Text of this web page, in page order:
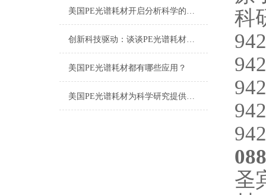
美国PE光谱耗材开启分析科学的新篇章
创新科技驱动：谈谈PE光谱耗材的应用与发展
美国PE光谱耗材都有哪些应用？
美国PE光谱耗材为科学研究提供有效的支持
科
圣